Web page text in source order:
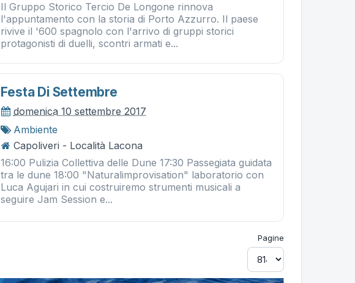
Il Gruppo Storico Tercio De Longone rinnova
l'appuntamento con la storia di Porto Azzurro. Il paese
rivive il '600 spagnolo con l'arrivo di gruppi storici
protagonisti di duelli, scontri armati e...
Festa Di Settembre
domenica 10 settembre 2017
Ambiente
Capoliveri - Località Lacona
16:00 Pulizia Collettiva delle Dune 17:30 Passegiata guidata
tra le dune 18:00 "Naturalimprovisation" laboratorio con
Luca Agujari in cui costruiremo strumenti musicali a
seguire Jam Session e...
Pagine